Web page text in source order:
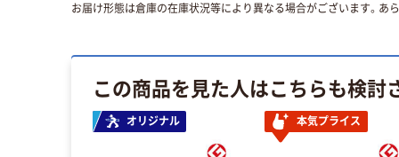
お届け形態は倉庫の在庫状況等により異なる場合がございます。あ
この商品を見た人はこちらも検討
オリジナル 本気プライス